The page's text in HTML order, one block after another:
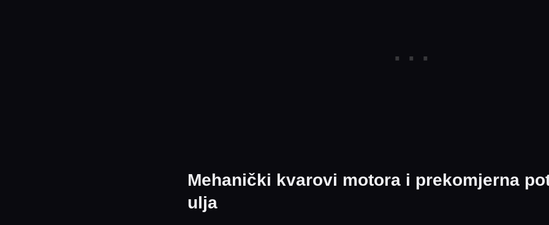
Mehanički kvarovi motora i prekomjerna
ulja